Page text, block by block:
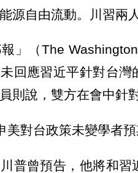
源自由流動。川習兩
報」（The
回應習近平針對台
則說，雙方在會中針
美對台政策未變學者
普曾預告，他將和